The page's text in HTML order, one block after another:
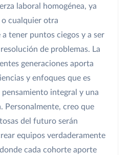
laboral homogénea, ya
o cualquier otra
tener puntos ciegos y a ser
de problemas. La
generaciones aporta
y enfoques que es
integral y una
Personalmente, creo que
del futuro serán
equipos verdaderamente
cada cohorte aporte